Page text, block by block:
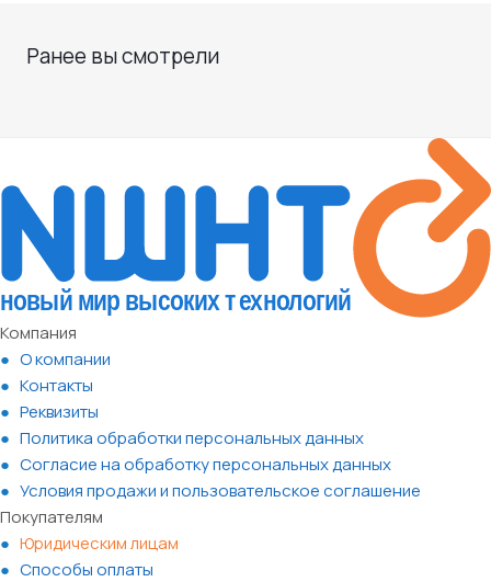
Ранее вы смотрели
Компания
О компании
Контакты
Реквизиты
Политика обработки персональных данных
Согласие на обработку персональных данных
Условия продажи и пользовательское соглашение
Покупателям
Юридическим лицам
Способы оплаты